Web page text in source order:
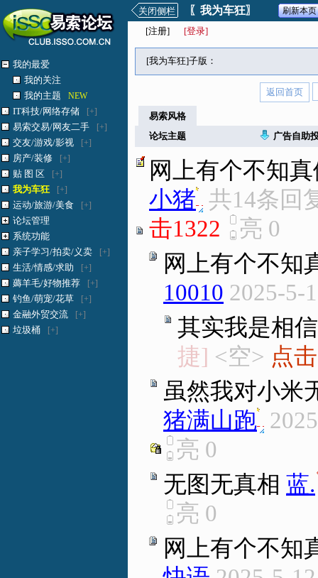
我的最爱
我的关注
我的主题
NEW
IT科技/网络存储 [+]
易索交易/网友二手 [+]
交友/游戏/影视 [+]
房产/装修 [+]
贴 图 区 [+]
我为车狂 [+]
运动/旅游/美食 [+]
论坛管理
系统功能
亲子学习/拍卖/义卖
[+]
生活/情感/求助 [+]
薅羊毛/好物推荐 [+]
钓鱼/萌宠/花草 [+]
金融外贸交流 [+]
垃圾桶 [+]
关闭侧栏 〖我为车狂〗 刷新本页
[注册] [登录]
[我为车狂]子版：
返回首页
易索风格
论坛主题
广告自助
网上有个不知
小猪. 共14条回
击1322
亮 0
网上有个不知
10010 2025-5-
其实我是相
捷] <空> 点
虽然我对小米
猪满山跑.
亮 0
无图无真相 蓝.
亮 0
网上有个不知